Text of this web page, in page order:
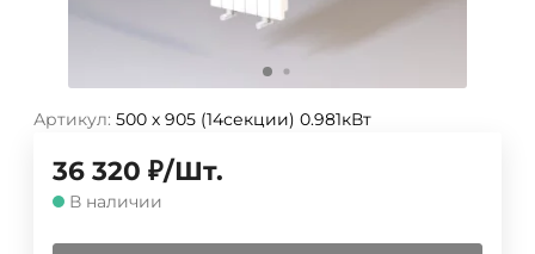
Артикул: 500 х 905 (14секции) 0.981кВт
36 320 ₽/Шт.
В наличии